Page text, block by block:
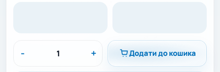
- + Додати до кошика